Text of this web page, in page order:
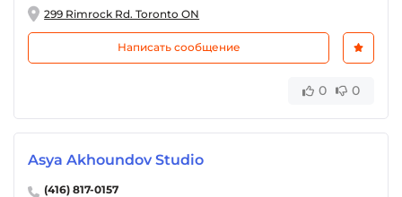
299 Rimrock Rd. Toronto ON
Написать сообщение
0 0
Asya Akhoundov Studio
(416) 817-0157